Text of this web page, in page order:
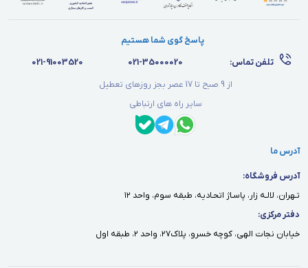
پاسخ گوی شما هستیم
تلفن تماس:
021-35000020
021-91003520
از 9 صبح تا 17 عصر بجز روزهای تعطیل
سایر راه های ارتباطی
آدرس ما
آدرس فروشگاه:
تـهران، لالـه زار، پاسـاژ اتحـاديه، طبقه سوم، واحد ١٢
دفتر مركزى:
خيابان نجات الهى، كوچه خسرو، پلاك٢٧، واحد ٢، طبقه اول